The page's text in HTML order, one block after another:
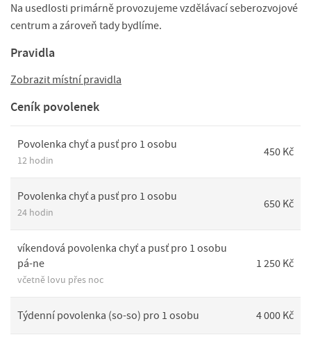
Na usedlosti primárně provozujeme vzdělávací seberozvojové
centrum a zároveň tady bydlíme.
Pravidla
Zobrazit místní pravidla
Ceník povolenek
Povolenka chyť a pusť pro 1 osobu
12 hodin
450 Kč
Povolenka chyť a pusť pro 1 osobu
24 hodin
650 Kč
víkendová povolenka chyť a pusť pro 1 osobu
pá-ne
včetně lovu přes noc
1 250 Kč
Týdenní povolenka (so-so) pro 1 osobu 4 000 Kč